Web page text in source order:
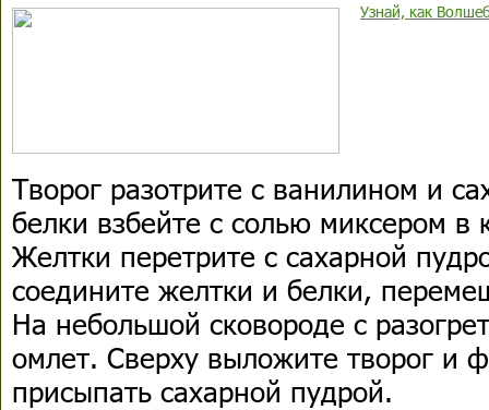
Узнай, как
Творог разотрите с ванилином и
белки взбейте с солью миксером
Желтки перетрите с сахарной
соедините желтки и белки,
На небольшой сковороде с
омлет. Сверху выложите творог и
присыпать сахарной пудрой.